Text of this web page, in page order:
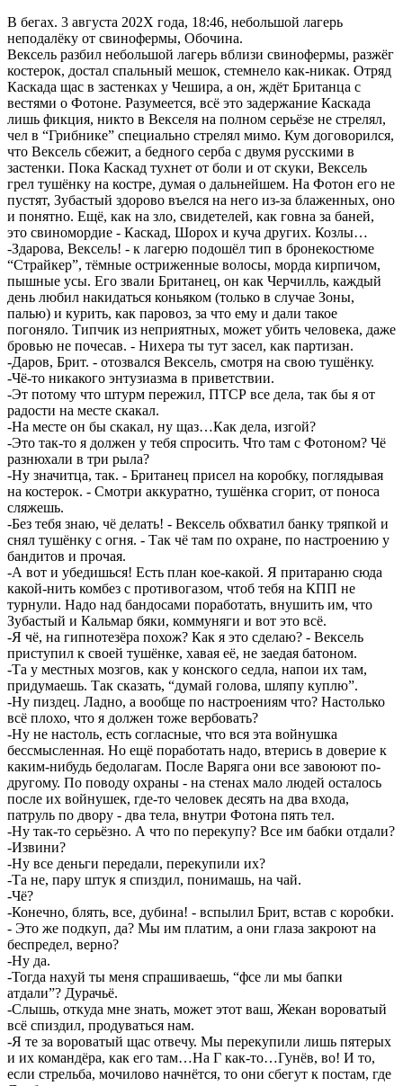
В бегах. 3 августа 202Х года, 18:46, небольшой лагерь
неподалёку от свинофермы, Обочина.
Вексель разбил небольшой лагерь вблизи свинофермы, разжёг
костерок, достал спальный мешок, стемнело как-никак. Отряд
Каскада щас в застенках у Чешира, а он, ждёт Британца с
вестями о Фотоне. Разумеется, всё это задержание Каскада
лишь фикция, никто в Векселя на полном серьёзе не стрелял,
чел в “Грибнике” специально стрелял мимо. Кум договорился,
что Вексель сбежит, а бедного серба с двумя русскими в
застенки. Пока Каскад тухнет от боли и от скуки, Вексель
грел тушёнку на костре, думая о дальнейшем. На Фотон его не
пустят, Зубастый здорово въелся на него из-за блаженных, оно
и понятно. Ещё, как на зло, свидетелей, как говна за баней,
это свиномордие - Каскад, Шорох и куча других. Козлы…
-Здарова, Вексель! - к лагерю подошёл тип в бронекостюме
“Страйкер”, тёмные остриженные волосы, морда кирпичом,
пышные усы. Его звали Британец, он как Черчилль, каждый
день любил накидаться коньяком (только в случае Зоны,
палью) и курить, как паровоз, за что ему и дали такое
погоняло. Типчик из неприятных, может убить человека, даже
бровью не почесав. - Нихера ты тут засел, как партизан.
-Даров, Брит. - отозвался Вексель, смотря на свою тушёнку.
-Чё-то никакого энтузиазма в приветствии.
-Эт потому что штурм пережил, ПТСР все дела, так бы я от
радости на месте скакал.
-На месте он бы скакал, ну щаз…Как дела, изгой?
-Это так-то я должен у тебя спросить. Что там с Фотоном? Чё
разнюхали в три рыла?
-Ну значитца, так. - Британец присел на коробку, поглядывая
на костерок. - Смотри аккуратно, тушёнка сгорит, от поноса
сляжешь.
-Без тебя знаю, чё делать! - Вексель обхватил банку тряпкой и
снял тушёнку с огня. - Так чё там по охране, по настроению у
бандитов и прочая.
-А вот и убедишься! Есть план кое-какой. Я притараню сюда
какой-нить комбез с противогазом, чтоб тебя на КПП не
турнули. Надо над бандосами поработать, внушить им, что
Зубастый и Кальмар бяки, коммуняги и вот это всё.
-Я чё, на гипнотезёра похож? Как я это сделаю? - Вексель
приступил к своей тушёнке, хавая её, не заедая батоном.
-Та у местных мозгов, как у конского седла, напои их там,
придумаешь. Так сказать, “думай голова, шляпу куплю”.
-Ну пиздец. Ладно, а вообще по настроениям что? Настолько
всё плохо, что я должен тоже вербовать?
-Ну не настоль, есть согласные, что вся эта войнушка
бессмысленная. Но ещё поработать надо, втерись в доверие к
каким-нибудь бедолагам. После Варяга они все завоюют по-
другому. По поводу охраны - на стенах мало людей осталось
после их войнушек, где-то человек десять на два входа,
патруль по двору - два тела, внутри Фотона пять тел.
-Ну так-то серьёзно. А что по перекупу? Все им бабки отдали?
-Извини?
-Ну все деньги передали, перекупили их?
-Та не, пару штук я спиздил, понимашь, на чай.
-Чё?
-Конечно, блять, все, дубина! - вспылил Брит, встав с коробки.
- Это же подкуп, да? Мы им платим, а они глаза закроют на
беспредел, верно?
-Ну да.
-Тогда нахуй ты меня спрашиваешь, “фсе ли мы бапки
атдали”? Дурачьё.
-Слышь, откуда мне знать, может этот ваш, Жекан вороватый
всё спиздил, продуваться нам.
-Я те за вороватый щас отвечу. Мы перекупили лишь пятерых
и их командёра, как его там…На Г как-то…Гунёв, во! И то,
если стрельба, мочилово начнётся, то они сбегут к постам, где